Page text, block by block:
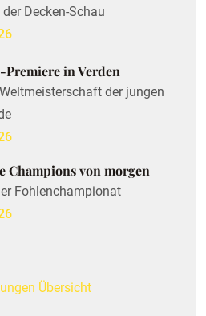
Decken-Schau
Premiere in Verden
der jungen
Champions von morgen
Fohlenchampionat
Übersicht